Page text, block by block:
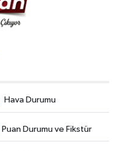
Hava Durumu
Puan Durumu ve Fikstür